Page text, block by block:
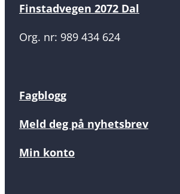
Finstadvegen 2072 Dal
Org. nr: 989 434 624
Fagblogg
Meld deg på nyhetsbrev
Min konto